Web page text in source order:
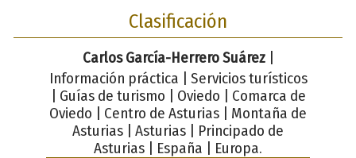
Clasificación
Carlos García-Herrero Suárez|
Información práctica | Servicios turísticos
| Guías de turismo | Oviedo | Comarca de
Oviedo | Centro de Asturias | Montaña de
Asturias | Asturias | Principado de
Asturias | España | Europa.